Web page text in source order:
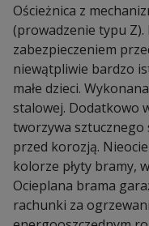
Ościeżnica z
(prowadzenie typu Z).
zabezpieczeniem
niewątpliwie bardzo
małe dzieci.
stalowej. Dodatkowo
tworzywa sztucznego
przed korozją.
kolorze płyty bramy,
Ocieplana brama
rachunki za